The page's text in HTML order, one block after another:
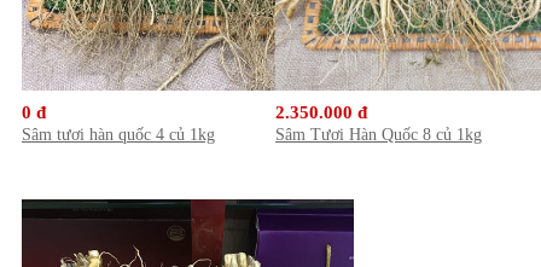
0 đ
Sâm tươi hàn quốc 4 củ 1kg
2.350.000 đ
Sâm Tươi Hàn Quốc 8 củ 1kg